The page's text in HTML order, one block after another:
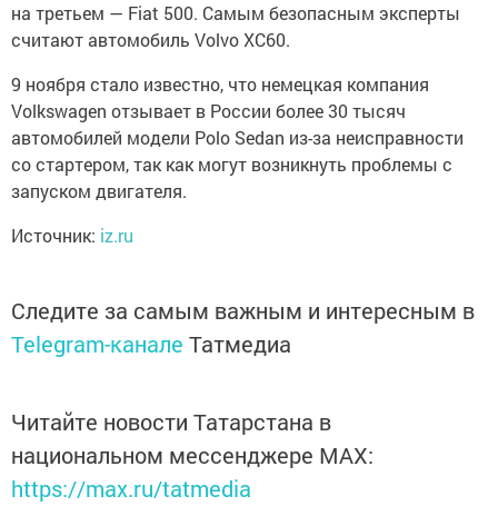
на третьем — Fiat 500. Самым безопасным эксперты
считают автомобиль Volvo XC60.
9 ноября стало известно, что немецкая компания
Volkswagen отзывает в России более 30 тысяч
автомобилей модели Polo Sedan из-за неисправности
со стартером, так как могут возникнуть проблемы с
запуском двигателя.
Источник: iz.ru
Следите за самым важным и интересным в
Telegram-канале Татмедиа
Читайте новости Татарстана в
национальном мессенджере MАХ:
https://max.ru/tatmedia